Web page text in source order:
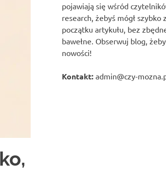
pojawiają się wśród
research, żebyś mógł szybko
początku artykułu, bez
bawełne. Obserwuj blog,
nowości!
Kontakt: admin@czy-